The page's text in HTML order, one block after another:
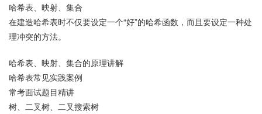
哈希表、映射、集合
在建造哈希表时不仅要设定一个“好”的哈希函数，而且要设定一种处
理冲突的方法。
哈希表、映射、集合的原理讲解
哈希表常见实践案例
常考面试题目精讲
树、二叉树、二叉搜索树